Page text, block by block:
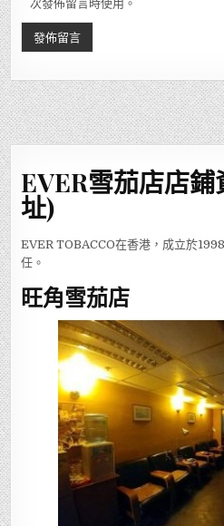
次發佈留言時使用。
EVER雪茄店店
址)
EVER TOBACCO在香港，成立於
任。
旺角雪茄店